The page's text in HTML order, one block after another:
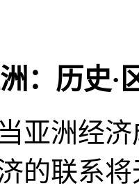
：历史·
亚洲经
的联系